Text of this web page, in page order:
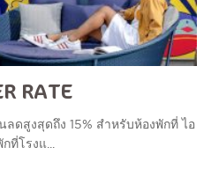
RATE
ดสูงสุดถึง 15% สำหรับห้องพักที่ ไอ
โรงแ...